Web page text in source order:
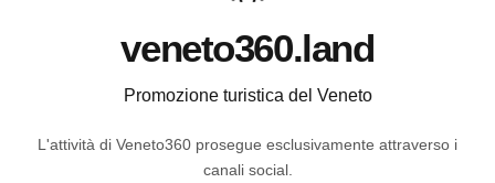
veneto360.land
Promozione turistica del Veneto
L'attività di Veneto360 prosegue esclusivamente attraverso i
canali social.